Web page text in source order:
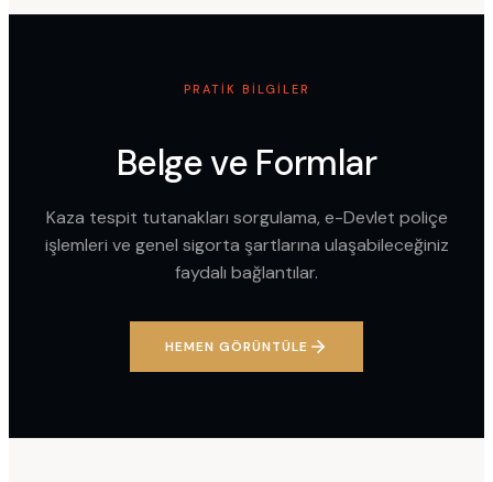
PRATIK BILGILER
Belge ve Formlar
Kaza tespit tutanakları sorgulama, e-Devlet poliçe
işlemleri ve genel sigorta şartlarına ulaşabileceğiniz
faydalı bağlantılar.
HEMEN GÖRÜNTÜLE